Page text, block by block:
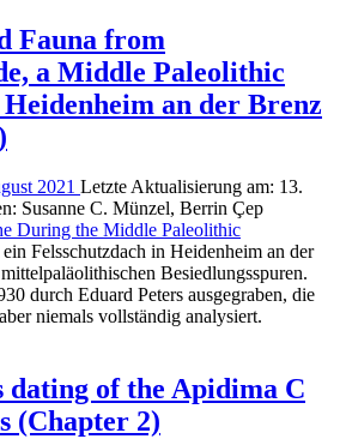
Fauna from
a Middle Paleolithic
an der Brenz
2021 Letzte Aktualisierung am: 13.
Susanne C. Münzel, Berrin Çep
During the Middle Paleolithic
Felsschutzdach in Heidenheim an der
Besiedlungsspuren.
durch Eduard Peters ausgegraben, die
niemals vollständig analysiert.
dating of the Apidima C
(Chapter 2)